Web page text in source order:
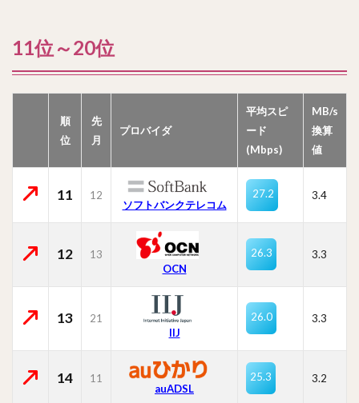
11位～20位
順
位
先
月
プロバイダ
平均スピ
ード
(Mbps)
MB/s
換算
値
11 12
ソフトバンクテレコム
27.2 3.4
12
13
OCN
26.3 3.3
13
21
IIJ
26.0 3.3
14
11
auADSL
25.3 3.2